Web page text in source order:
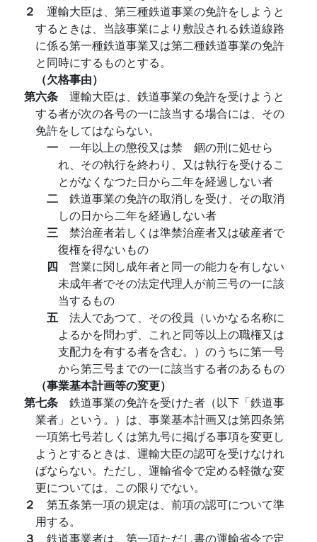
２ 運輸大臣は、第三種鉄道事業の免許をしようと
するときは、当該事業により敷設される鉄道線路
に係る第一種鉄道事業又は第二種鉄道事業の免許
と同時にするものとする。
（欠格事由）
第六条 運輸大臣は、鉄道事業の免許を受けようと
する者が次の各号の一に該当する場合には、その
免許をしてはならない。
一 一年以上の懲役又は禁 錮の刑に処せら
れ、その執行を終わり、又は執行を受けるこ
とがなくなつた日から二年を経過しない者
二 鉄道事業の免許の取消しを受け、その取消
しの日から二年を経過しない者
三 禁治産者若しくは準禁治産者又は破産者で
復権を得ないもの
四 営業に関し成年者と同一の能力を有しない
未成年者でその法定代理人が前三号の一に該
当するもの
五 法人であつて、その役員（いかなる名称に
よるかを問わず、これと同等以上の職権又は
支配力を有する者を含む。）のうちに第一号
から第三号までの一に該当する者のあるもの
（事業基本計画等の変更）
第七条 鉄道事業の免許を受けた者（以下「鉄道事
業者」という。）は、事業基本計画又は第四条第
一項第七号若しくは第九号に掲げる事項を変更し
ようとするときは、運輸大臣の認可を受けなけれ
ばならない。ただし、運輸省令で定める軽微な変
更については、この限りでない。
２ 第五条第一項の規定は、前項の認可について準
用する。
３ 鉄道事業者は、第一項ただし書の運輸省令で定